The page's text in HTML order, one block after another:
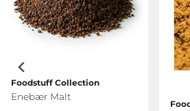
Foodstuff Collection
Enebær Malt